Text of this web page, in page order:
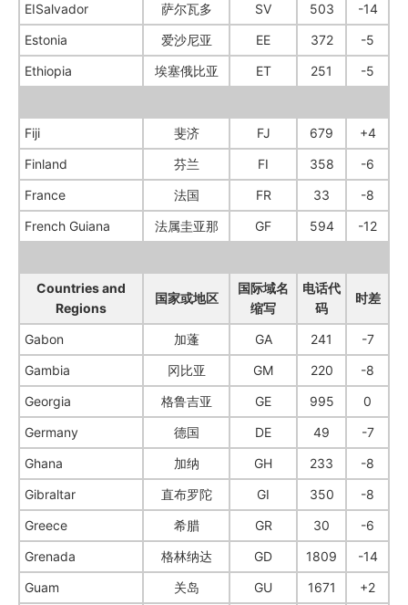
EISalvador
萨尔瓦多 SV 503
-14
Estonia
爱沙尼亚 EE 372
-5
Ethiopia
埃塞俄比亚 ET 251 -5
Fiji 斐济 FJ 679
+4
Finland
芬兰 FI 358
-6
France
法国 FR 33
-8
French Guiana
法属圭亚那 GF 594 -12
Countries and
Regions
国家或地区
国际域名
缩写
电话代
码
时差
Gabon 加蓬 GA 241
-7
Gambia
冈比亚 GM 220
-8
Georgia
格鲁吉亚 GE 995
0
Germany
德国 DE 49
-7
Ghana
加纳 GH 233
-8
Gibraltar
直布罗陀 GI 350
-8
Greece
希腊 GR 30
-6
Grenada
格林纳达 GD 1809
-14
Guam
关岛 GU 1671 +2